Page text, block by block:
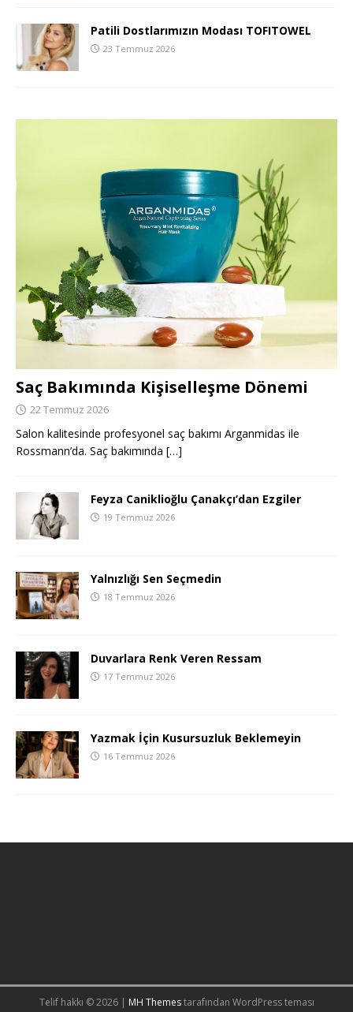
Patili Dostlarımızın Modası TOFITOWEL
23 Temmuz 2026
Saç Bakımında Kişiselleşme Dönemi
22 Temmuz 2026
Salon kalitesinde profesyonel saç bakımı Arganmidas ile
Rossmann’da. Saç bakımında […]
Feyza Caniklioğlu Çanakçı’dan Ezgiler
19 Temmuz 2026
Yalnızlığı Sen Seçmedin
18 Temmuz 2026
Duvarlara Renk Veren Ressam
17 Temmuz 2026
Yazmak İçin Kusursuzluk Beklemeyin
16 Temmuz 2026
Telif hakkı © 2026 | MH Themestarafından WordPress teması